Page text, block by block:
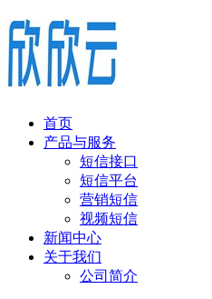
首页
产品与服务
短信接口
短信平台
营销短信
视频短信
新闻中心
关于我们
公司简介